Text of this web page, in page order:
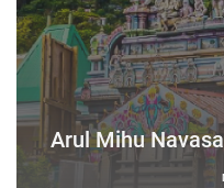
Arul Mihu